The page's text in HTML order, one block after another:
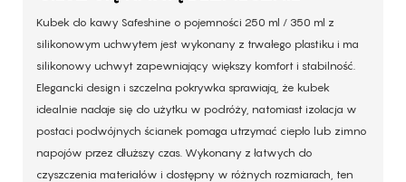
Kubek do kawy Safeshine o pojemności 250 ml / 350 ml z
silikonowym uchwytem jest wykonany z trwałego plastiku i ma
silikonowy uchwyt zapewniający większy komfort i stabilność.
Elegancki design i szczelna pokrywka sprawiają, że kubek
idealnie nadaje się do użytku w podróży, natomiast izolacja w
postaci podwójnych ścianek pomaga utrzymać ciepło lub zimno
napojów przez dłuższy czas. Wykonany z łatwych do
czyszczenia materiałów i dostępny w różnych rozmiarach, ten